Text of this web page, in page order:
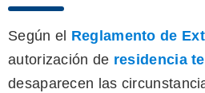
Según el Reglamento de
autorización de residencia
desaparecen las